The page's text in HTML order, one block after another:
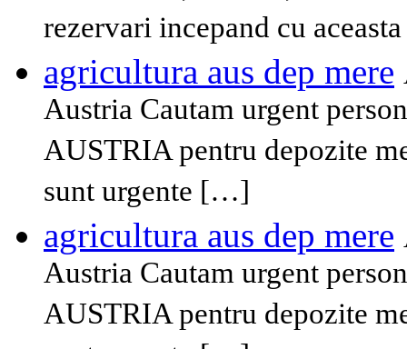
rezervari incepand cu
agricultura aus dep mere
Austria Cautam urgent
AUSTRIA pentru depozite
sunt urgente […]
agricultura aus dep mere
Austria Cautam urgent
AUSTRIA pentru depozite